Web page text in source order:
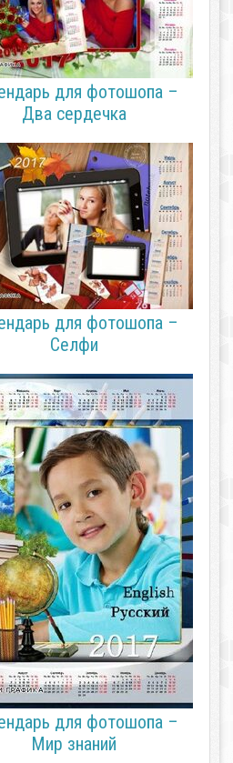
для фотошопа –
Два сердечка
для фотошопа –
Селфи
для фотошопа –
Мир знаний